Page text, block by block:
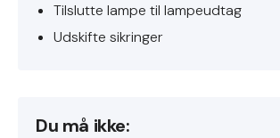
Tilslutte lampe til lampeudtag
Udskifte sikringer
Du må ikke: